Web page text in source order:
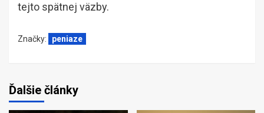
tejto spätnej väzby.
Značky: peniaze
Ďalšie články